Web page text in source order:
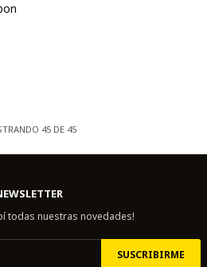
45DE 45
todas nuestras novedades!
SUSCRIBIRME